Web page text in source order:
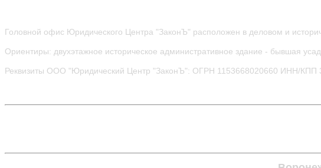
Головной офис Юридического Центра "ЗаконЪ" расположен в деловом и
Ориентиры: двухэтажное историческое административное здание - бывшая
Реквизиты ООО "Юридический Центр "ЗаконЪ": ОГРН 1153668020660 ИНН/КПП